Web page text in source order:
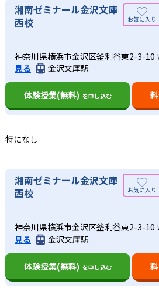
湘南ゼミナール金沢文庫
西校
神奈川県横浜市金沢区釜利谷東2-3-10
見る
金沢文庫駅
体験授業(無料) を申し込む
特になし
湘南ゼミナール金沢文庫
西校
神奈川県横浜市金沢区釜利谷東2-3-10
見る
金沢文庫駅
体験授業(無料) を申し込む